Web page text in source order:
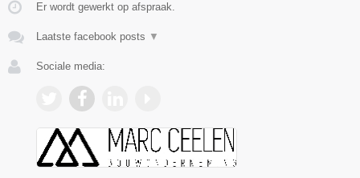
Er wordt gewerkt op afspraak.
Laatste facebook posts ▼
Sociale media: